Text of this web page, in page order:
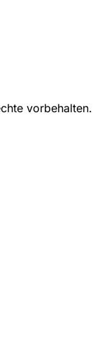
vorbehalten.